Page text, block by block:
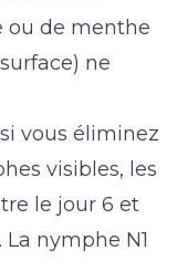
ou de menthe
ne
vous éliminez
visibles, les
le jour 6 et
nymphe N1